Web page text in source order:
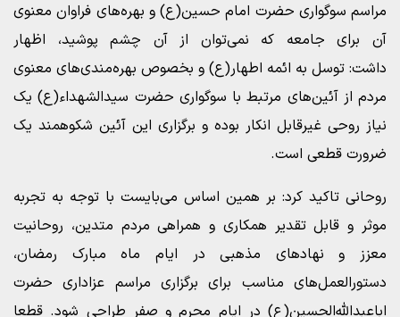
مراسم سوگواری حضرت امام حسین(ع) و بهره‌های فراوان معنوی
آن برای جامعه که نمی‌توان از آن چشم پوشید، اظهار
داشت: توسل به ائمه اطهار(ع) و بخصوص بهره‌مندی‌های معنوی
مردم از آئین‌های مرتبط با سوگواری حضرت سیدالشهداء(ع) یک
نیاز روحی غیرقابل انکار بوده و برگزاری این آئین شکوهمند یک
ضرورت قطعی است.
روحانی تاکید کرد: بر همین اساس می‌بایست با توجه به تجربه
موثر و قابل تقدیر همکاری و همراهی مردم متدین، روحانیت
معزز و نهادهای مذهبی در ایام ماه مبارک رمضان،
دستورالعمل‌های مناسب برای برگزاری مراسم عزاداری حضرت
اباعبدالله‌الحسین(ع) در ایام محرم و صفر طراحی شود. قطعا